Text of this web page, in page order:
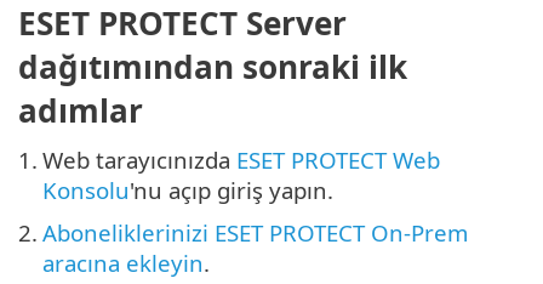
ESET PROTECT Server
dağıtımından sonraki ilk
adımlar
1. Web tarayıcınızda ESET PROTECT Web
Konsolu'nu açıp giriş yapın.
2. Aboneliklerinizi ESET PROTECT On-Prem
aracına ekleyin.